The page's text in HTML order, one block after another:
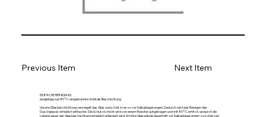
Next Item
Previous Item
EINFACHE REINIGUNG
langlebige, bei 80°C eingebrannte Antikalk Beschichtung
Unsere Glasbeschichtung versiegelt das Glas und schützt es so vor Kalkablagerungen. Dadurch wird das Reinigen des
Duschglases erheblich einfacher. Die Schutzschicht wird von einem Roboter aufgetragen und mit 80°C erhitzt, wodurch die
Lebensdauer der Glasbeschichtung erheblich erlängert wird. Um Ihre Glaswände dauerhaft vor Kalkablagerungen zu schützen,